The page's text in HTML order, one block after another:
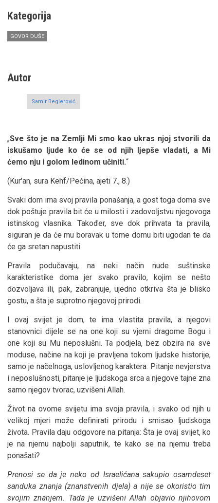
Kategorija
GOVOR DUŠE
Autor
Samir Beglerović
„Sve što je na Zemlji Mi smo kao ukras njoj stvorili da
iskušamo ljude ko će se od njih ljepše vladati, a Mi
ćemo nju i golom ledinom učiniti.“
(Kur'an, sura Kehf/Pećina, ajeti 7., 8.)
Svaki dom ima svoj pravila ponašanja, a gost toga doma sve
dok poštuje pravila bit će u milosti i zadovoljstvu njegovoga
istinskog vlasnika. Također, sve dok prihvata ta pravila,
siguran je da će mu boravak u tome domu biti ugodan te da
će ga sretan napustiti.
Pravila podučavaju, na neki način nude suštinske
karakteristike doma jer svako pravilo, kojim se nešto
dozvoljava ili, pak, zabranjuje, ujedno otkriva šta je blisko
gostu, a šta je suprotno njegovoj prirodi.
I ovaj svijet je dom, te ima vlastita pravila, a njegovi
stanovnici dijele se na one koji su vjerni dragome Bogu i
one koji su Mu neposlušni. Ta podjela, bez obzira na sve
moduse, načine na koji je pravljena tokom ljudske historije,
samo je načelnoga, uslovljenog karaktera. Pitanje nevjerstva
i neposlušnosti, pitanje je ljudskoga srca a njegove tajne zna
samo njegov tvorac, uzvišeni Allah.
Život na ovome svijetu ima svoja pravila, i svako od njih u
velikoj mjeri može definirati prirodu i smisao ljudskoga
života. Pravila daju odgovore na pitanja: Šta je ovaj svijet, ko
je na njemu najbolji saputnik, te kako se na njemu treba
ponašati?
Prenosi se da je neko od Israelićana sakupio osamdeset
sanduka znanja (znanstvenih djela) a nije se okoristio tim
svojim znanjem. Tada je uzvišeni Allah objavio njihovom